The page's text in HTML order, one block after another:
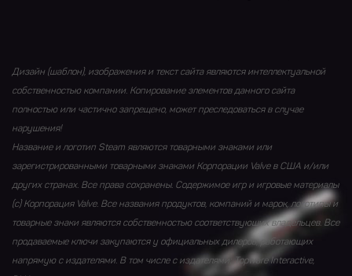
Дизайн (шаблон), изображения и текст сайта являются интеллектуальной
собственностью компании. Копирование элементов данного сайта
полностью или частично запрещено, может преследоваться в случае
нарушения!
Название и логотип Steam являются товарными знаками или
зарегистрированными товарными знаками Корпорации Valve в США и/или
других странах. Все права сохранены. Содержимое игр и игровые материалы
(с) Корпорация Valve. Все названия продуктов, компаний и марок, логотипы и
товарные знаки являются собственностью соответствующих владельцев. Все
продаваемые ключи закупаются у официальных дилеров, работающих
напрямую с издателями. В том числе с издателями: Topware Interactive,